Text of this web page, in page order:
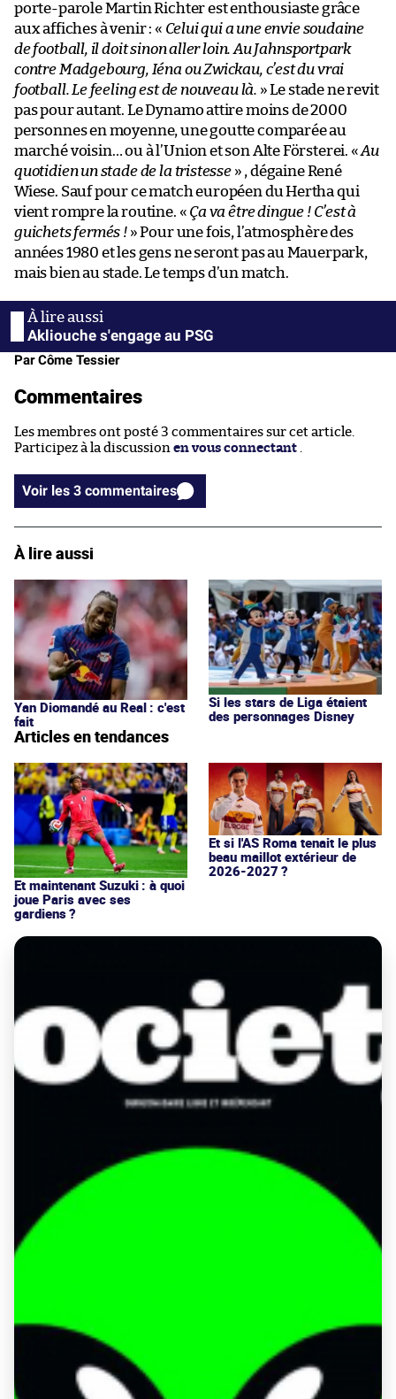
porte-parole Martin Richter est enthousiaste grâce
aux affiches à venir : « Celui qui a une envie soudaine
de football, il doit sinon aller loin. Au Jahnsportpark
contre Madgebourg, Iéna ou Zwickau, c’est du vrai
football. Le feeling est de nouveau là. » Le stade ne revit
pas pour autant. Le Dynamo attire moins de 2000
personnes en moyenne, une goutte comparée au
marché voisin… ou à l’Union et son Alte Försterei. «Au
quotidien un stade de la tristesse» , dégaine René
Wiese. Sauf pour ce match européen du Hertha qui
vient rompre la routine. « Ça va être dingue ! C’est à
guichets fermés !» Pour une fois, l’atmosphère des
années 1980 et les gens ne seront pas au Mauerpark,
mais bien au stade. Le temps d’un match.
Akliouche s'engage au PSG
Par Côme Tessier
Commentaires
Les membres ont posté 3 commentaires sur cet article.
Participez à la discussion en vous connectant .
Voir les 3 commentaires
À lire aussi
Yan Diomandé au Real : c'est
fait
Si les stars de Liga étaient
des personnages Disney
Articles en tendances
Et maintenant Suzuki : à quoi
joue Paris avec ses
gardiens ?
Et si l'AS Roma tenait le plus
beau maillot extérieur de
2026-2027 ?